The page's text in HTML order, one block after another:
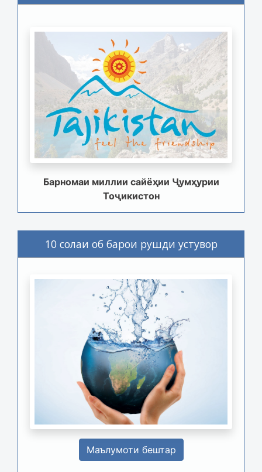
Барномаи миллии сайёҳии Ҷумҳурии
Тоҷикистон
10 солаи об барои рушди устувор
Маълумоти бештар